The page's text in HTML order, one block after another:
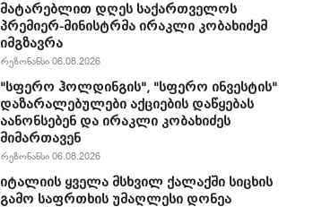
მატარებლით დღეს საქართველოს
პრემიერ-მინისტრმა ირაკლი კობახიძემ
იმგზავრა
რეზონანსი 06.08.2026
"სფერო ჰოლდინგის", "სფერო ინვესტის"
დაზარალებულები აქციების დაწყებას
აანონსებენ და ირაკლი კობახიძეს
მიმართავენ
რეზონანსი 06.08.2026
იტალიის ყველა მსხვილ ქალაქში სიცხის
გამო საფრთხის უმაღლესი დონეა